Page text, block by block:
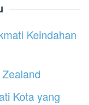
Keindahan
Kota yang